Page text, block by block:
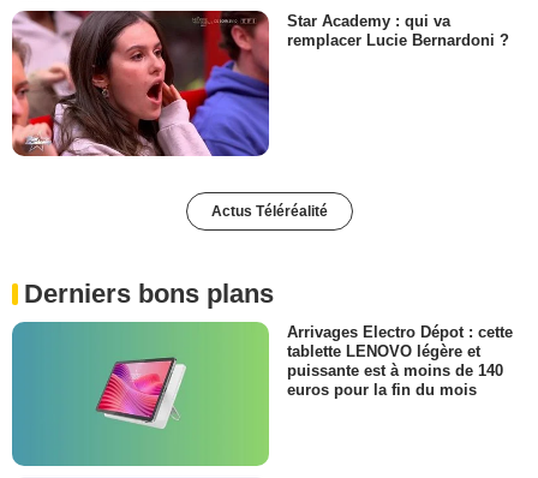
Star Academy : qui va
remplacer Lucie Bernardoni ?
Actus Téléréalité
Derniers bons plans
Arrivages Electro Dépot : cette
tablette LENOVO légère et
puissante est à moins de 140
euros pour la fin du mois